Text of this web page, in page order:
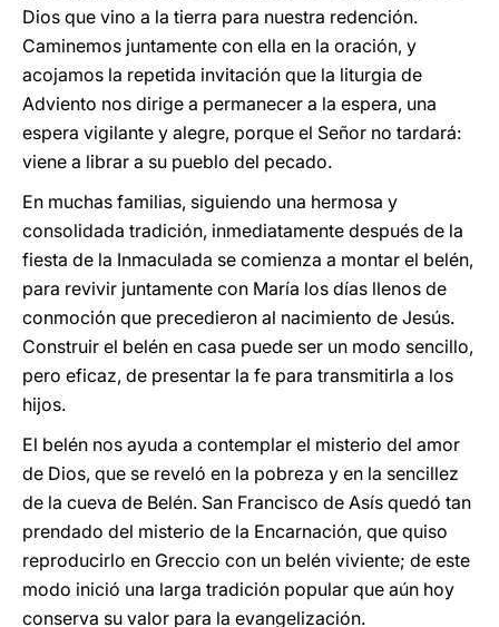
Dios que vino a la tierra para nuestra redención.
Caminemos juntamente con ella en la oración, y
acojamos la repetida invitación que la liturgia de
Adviento nos dirige a permanecer a la espera, una
espera vigilante y alegre, porque el Señor no tardará:
viene a librar a su pueblo del pecado.
En muchas familias, siguiendo una hermosa y
consolidada tradición, inmediatamente después de la
fiesta de la Inmaculada se comienza a montar el belén,
para revivir juntamente con María los días llenos de
conmoción que precedieron al nacimiento de Jesús.
Construir el belén en casa puede ser un modo sencillo,
pero eficaz, de presentar la fe para transmitirla a los
hijos.
El belén nos ayuda a contemplar el misterio del amor
de Dios, que se reveló en la pobreza y en la sencillez
de la cueva de Belén. San Francisco de Asís quedó tan
prendado del misterio de la Encarnación, que quiso
reproducirlo en Greccio con un belén viviente; de este
modo inició una larga tradición popular que aún hoy
conserva su valor para la evangelización.